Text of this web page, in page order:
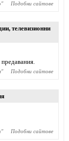
" Подобни сайтове
, телевизионни
" Подобни сайтове
" Подобни сайтове